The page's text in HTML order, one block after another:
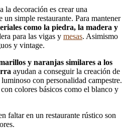
la decoración es crear una
un simple restaurante. Para mantener
como la piedra, la madera y
para las vigas y mesas. Asimismo
y vintage.
y naranjas similares a los
ayudan a conseguir la creación de
con personalidad campestre.
colores básicos como el blanco y
faltar en un restaurante rústico son